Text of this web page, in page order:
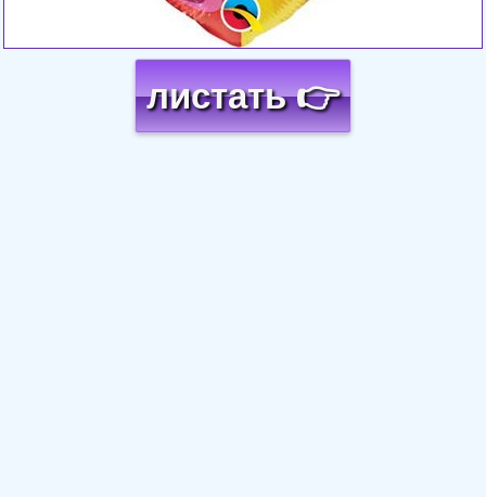
листать 👉